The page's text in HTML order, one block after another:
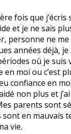
fois que
et je ne sais
personne ne
années déjà, je
où je suis
en moi ou c’est
confiance en
non plus et
parents sont
sont en mauvais
vie.